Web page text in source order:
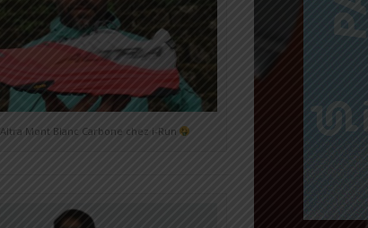
Altra Mont Blanc Carbone chez i-Run